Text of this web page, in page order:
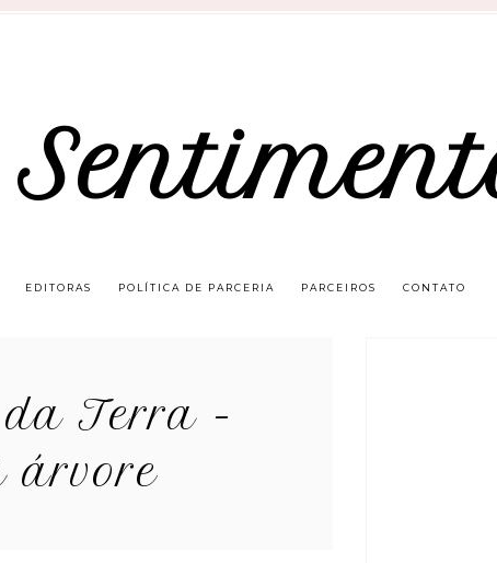
EDITORAS POLÍTICA DE PARCERIA PARCEIROS CONTATO
Terra -
árvore